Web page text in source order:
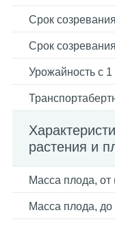
Срок
Срок
Урожайность с 1
растения и
Масса плода, от
Масса плода, до